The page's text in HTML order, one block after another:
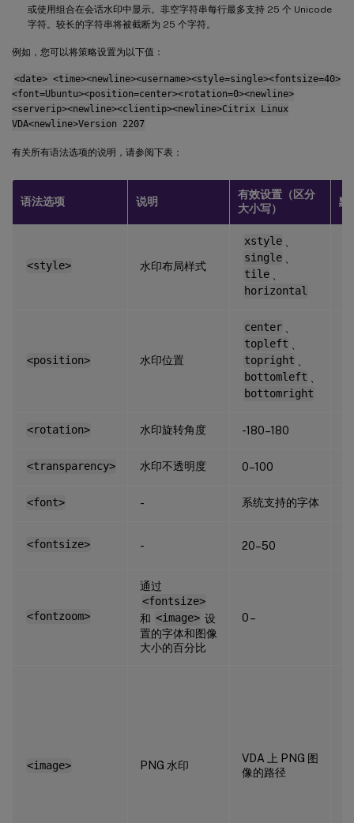
或使用组合在会话水印中显示。非空字符串每行最多支持 25 个 Unicode
字符。较长的字符串将被截断为 25 个字符。
例如，您可以将策略设置为以下值：
<date> <time><newline><username><style=single><fontsize=40>
<font=Ubuntu><position=center><rotation=0><newline>
<serverip><newline><clientip><newline>Citrix Linux
VDA<newline>Version 2207
有关所有语法选项的说明，请参阅下表：
语法选项 说明
有效设置（区分
大小写）
默
<style> 水印布局样式
xstyle
single
tile
horizontal
<position> 水印位置
center
topleft
topright
bottomleft
bottomright
<rotation> 水印旋转角度 -180–180
<transparency> 水印不透明度 0–100
<font> - 系统支持的字体
<fontsize> - 20–50
<fontzoom>
通过
<fontsize>
和 <image> 设
置的字体和图像
大小的百分比
0 –
<image> PNG 水印
VDA 上 PNG 图
像的路径